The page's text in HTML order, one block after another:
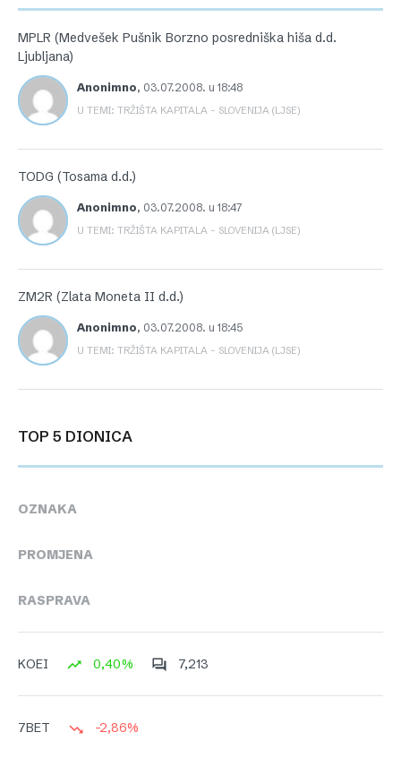
MPLR (Medvešek Pušnik Borzno posredniška hiša d.d.
Ljubljana)
Anonimno, 03.07.2008. u 18:48
U TEMI: TRŽIŠTA KAPITALA – SLOVENIJA (LJSE)
TODG (Tosama d.d.)
Anonimno, 03.07.2008. u 18:47
U TEMI: TRŽIŠTA KAPITALA – SLOVENIJA (LJSE)
ZM2R (Zlata Moneta II d.d.)
Anonimno, 03.07.2008. u 18:45
U TEMI: TRŽIŠTA KAPITALA – SLOVENIJA (LJSE)
TOP 5 DIONICA
OZNAKA
PROMJENA
RASPRAVA
KOEI 0,40% 7,213
7BET -2,86%